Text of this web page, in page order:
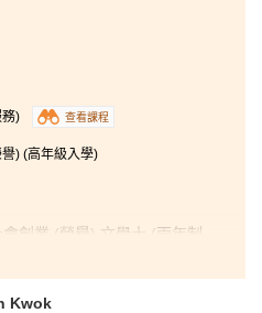
)
查看課程
) (高年級入學)
創業 (榮譽) 文學士 (兩年制
務管理 (榮譽) 文學士 (兩年
Kwok